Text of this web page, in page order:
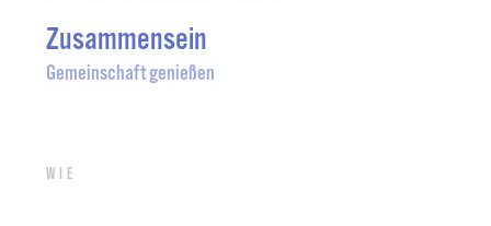
Zusammensein
Gemeinschaft genießen
Wie